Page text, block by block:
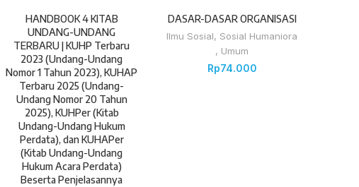
HANDBOOK 4 KITAB
UNDANG-UNDANG
TERBARU | KUHP Terbaru
2023 (Undang-Undang
Nomor 1 Tahun 2023), KUHAP
Terbaru 2025 (Undang-
Undang Nomor 20 Tahun
2025), KUHPer (Kitab
Undang-Undang Hukum
Perdata), dan KUHAPer
(Kitab Undang-Undang
Hukum Acara Perdata)
Beserta Penjelasannya
DASAR-DASAR ORGANISASI
Ilmu Sosial, Sosial Humaniora
, Umum
Rp74.000